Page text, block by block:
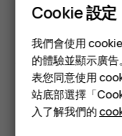
智慧型手
功能型手
配件
平板電腦
您認為這有幫助
是 否
Cookie 設定
我們會使用
的體驗並顯示廣
表您同意使用
站底部選擇「
入了解我們的